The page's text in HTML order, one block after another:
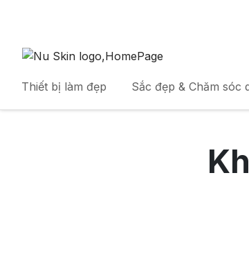
Thiết bị làm đẹp Sắc đẹp & Chăm sóc